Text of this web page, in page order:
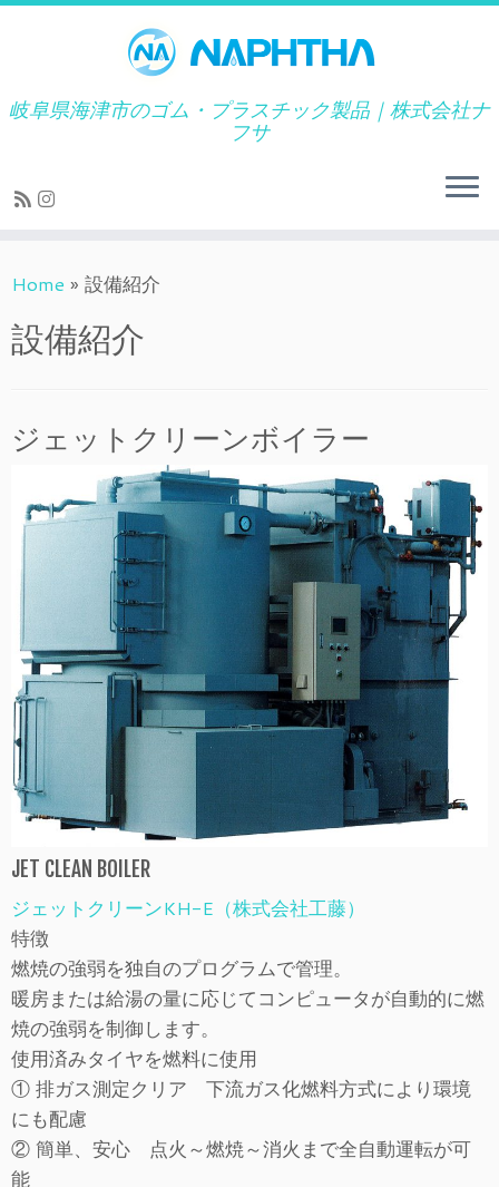
to
岐阜県海津市のゴム・プラスチック製品｜株式会社ナ
フサ
Home » 設備紹介
設備紹介
ジェットクリーンボイラー
JET CLEAN BOILER
ジェットクリーンKH-E（株式会社工藤）
特徴
燃焼の強弱を独自のプログラムで管理。
暖房または給湯の量に応じてコンピュータが自動的に燃
焼の強弱を制御します。
使用済みタイヤを燃料に使用
① 排ガス測定クリア 下流ガス化燃料方式により環境
にも配慮
② 簡単、安心 点火～燃焼～消火まで全自動運転が可
能